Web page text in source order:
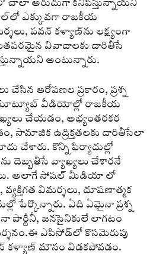
చాలా అరుదుగా కనిపిస్తున్నాయని
ఎక్కువగా రాజకీయ
పవన్ కళ్యాణ్‌ను లక్ష్యంగా
వివాదాలకు దారితీసే
అంటున్నారు.
చేసిన ఆరోపణల ప్రకారం, ప్రశ్న
యూట్యూబ్ వీడియోల్లో రాజకీయ
చేయడం, అభ్యంతరకర
సామాజిక ఉద్రిక్తతలకు దారితీసేలా
చేశారు. కొన్ని ఫిర్యాదుల్లో
దెబ్బతీసే వ్యాఖ్యలు చేశారనే
అలాగే సోషల్ మీడియా లో
విమర్శలు, దూషణాత్మక
పేర్కొన్నారు. ఏది ఏమైనా ప్రశ్న
పార్టీనీ, జనసైనికులే లాగటం
ఎపిసోడ్‌లో కొసమెరుపు
కళ్యాణ్ మౌనం విడకపోవడం.